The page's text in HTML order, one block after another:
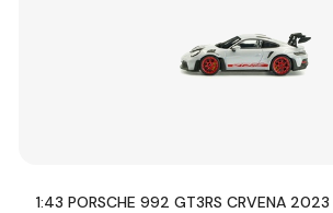
1:43 PORSCHE 992 GT3RS CRVENA